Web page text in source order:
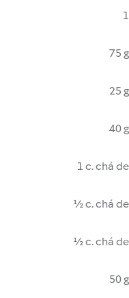
1
75 g
25 g
40 g
1 c. chá de
½ c. chá de
½ c. chá de
50 g